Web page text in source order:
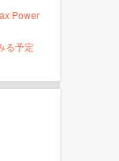
Power
る予定